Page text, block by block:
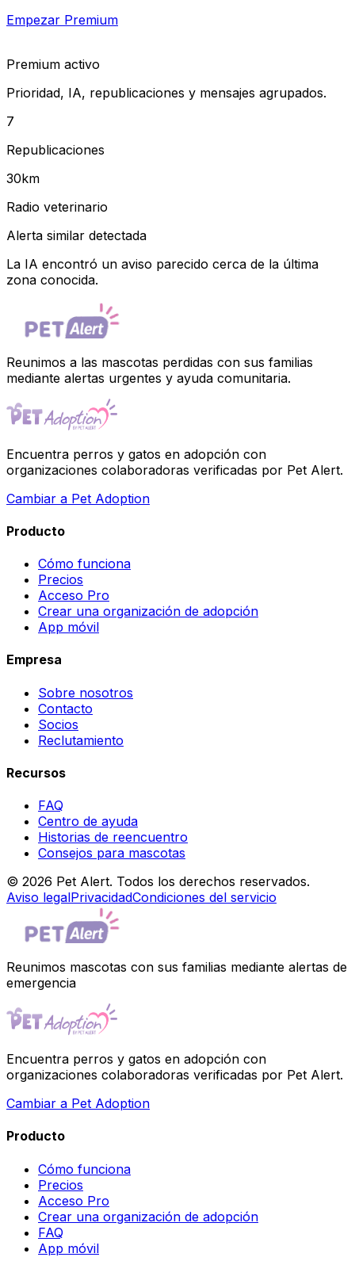
Empezar Premium
Premium activo
Prioridad, IA, republicaciones y mensajes agrupados.
7
Republicaciones
30km
Radio veterinario
Alerta similar detectada
La IA encontró un aviso parecido cerca de la última
zona conocida.
Reunimos a las mascotas perdidas con sus familias
mediante alertas urgentes y ayuda comunitaria.
Encuentra perros y gatos en adopción con
organizaciones colaboradoras verificadas por Pet Alert.
Cambiar a Pet Adoption
Producto
Cómo funciona
Precios
Acceso Pro
Crear una organización de adopción
App móvil
Empresa
Sobre nosotros
Contacto
Socios
Reclutamiento
Recursos
FAQ
Centro de ayuda
Historias de reencuentro
Consejos para mascotas
© 2026 Pet Alert. Todos los derechos reservados.
Aviso legalPrivacidadCondiciones del servicio
Reunimos mascotas con sus familias mediante alertas de
emergencia
Encuentra perros y gatos en adopción con
organizaciones colaboradoras verificadas por Pet Alert.
Cambiar a Pet Adoption
Producto
Cómo funciona
Precios
Acceso Pro
Crear una organización de adopción
FAQ
App móvil